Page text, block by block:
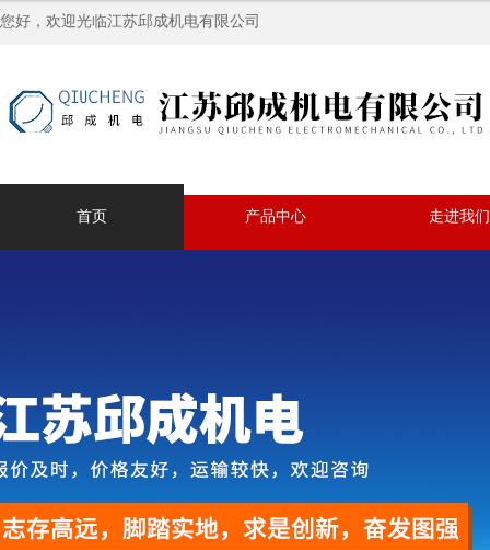
您好，欢迎光临江苏邱成机电有限公司
首页 产品中心 走进我们